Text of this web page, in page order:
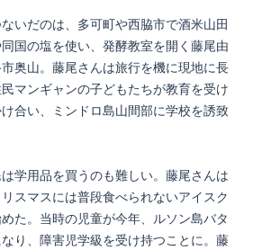
いだのは、多可町や西脇市で酒米山田
国の塩を使い、発酵教室を開く藤尾由
奥山。藤尾さんは旅行を機に現地に長
マンギャンの子どもたちが教育を受け
合い、ミンドロ島山間部に学校を誘致
学用品を買うのも難しい。藤尾さんは
スマスには普段食べられないアイスク
た。当時の児童が今年、ルソン島バタ
り、障害児学級を受け持つことに。藤